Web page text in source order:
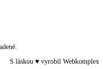
S láskou ♥ vyrobil Webkomplex